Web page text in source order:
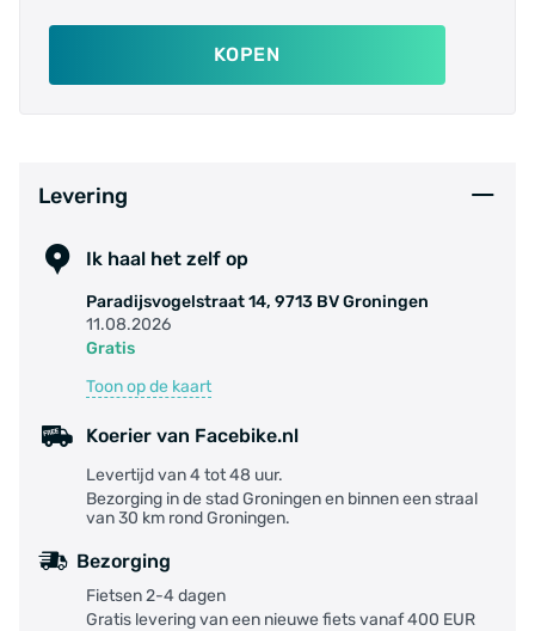
KOPEN
Levering
Ik haal het zelf op
Paradijsvogelstraat 14, 9713 BV Groningen
11.08.2026
Gratis
Toon op de kaart
Koerier van Facebike.nl
Levertijd van 4 tot 48 uur.
Bezorging in de stad Groningen en binnen een straal
van 30 km rond Groningen.
Bezorging
Fietsen 2-4 dagen
Gratis levering van een nieuwe fiets vanaf 400 EUR